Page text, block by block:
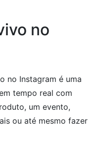
no
no Instagram é uma
tempo real com
um evento,
ou até mesmo fazer